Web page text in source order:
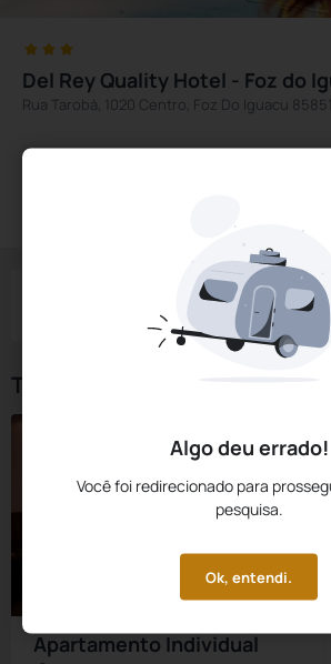
Algo deu errado!
Você foi redirecionado para
pesquisa.
Ok, entendi.
Del Rey Quality Hotel - Foz do
Rua Tarobá, 1020 Centro, Foz Do Iguacu
Check-out
07 Ago
Noites
1
Quartos
1
Tipos de Quarto
Apartamento Individual